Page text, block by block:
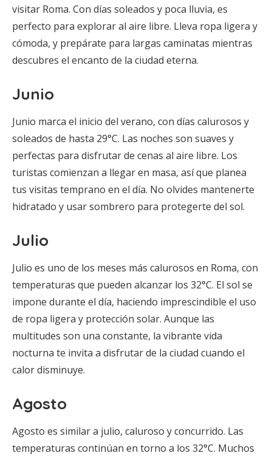
visitar Roma. Con días soleados y poca lluvia, es
perfecto para explorar al aire libre. Lleva ropa ligera y
cómoda, y prepárate para largas caminatas mientras
descubres el encanto de la ciudad eterna.
Junio
Junio marca el inicio del verano, con días calurosos y
soleados de hasta 29°C. Las noches son suaves y
perfectas para disfrutar de cenas al aire libre. Los
turistas comienzan a llegar en masa, así que planea
tus visitas temprano en el día. No olvides mantenerte
hidratado y usar sombrero para protegerte del sol.
Julio
Julio es uno de los meses más calurosos en Roma, con
temperaturas que pueden alcanzar los 32°C. El sol se
impone durante el día, haciendo imprescindible el uso
de ropa ligera y protección solar. Aunque las
multitudes son una constante, la vibrante vida
nocturna te invita a disfrutar de la ciudad cuando el
calor disminuye.
Agosto
Agosto es similar a julio, caluroso y concurrido. Las
temperaturas continúan en torno a los 32°C. Muchos